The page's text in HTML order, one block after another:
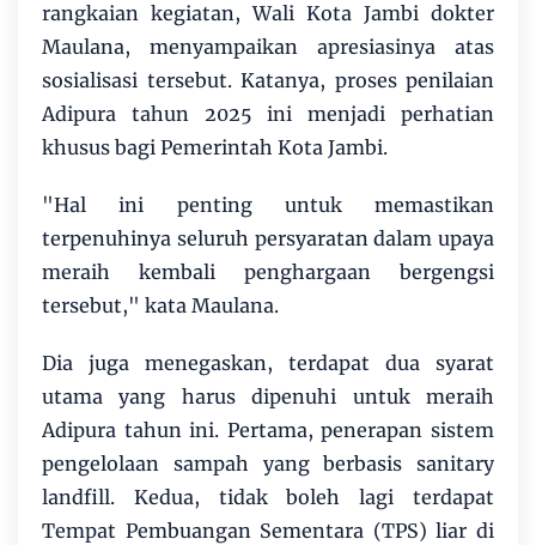
rangkaian kegiatan, Wali Kota Jambi dokter
Maulana, menyampaikan apresiasinya atas
sosialisasi tersebut. Katanya, proses penilaian
Adipura tahun 2025 ini menjadi perhatian
khusus bagi Pemerintah Kota Jambi.
"Hal ini penting untuk memastikan
terpenuhinya seluruh persyaratan dalam upaya
meraih kembali penghargaan bergengsi
tersebut," kata Maulana.
Dia juga menegaskan, terdapat dua syarat
utama yang harus dipenuhi untuk meraih
Adipura tahun ini. Pertama, penerapan sistem
pengelolaan sampah yang berbasis sanitary
landfill. Kedua, tidak boleh lagi terdapat
Tempat Pembuangan Sementara (TPS) liar di